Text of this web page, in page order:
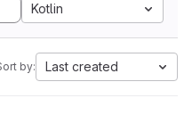
Kotlin
by: Last created